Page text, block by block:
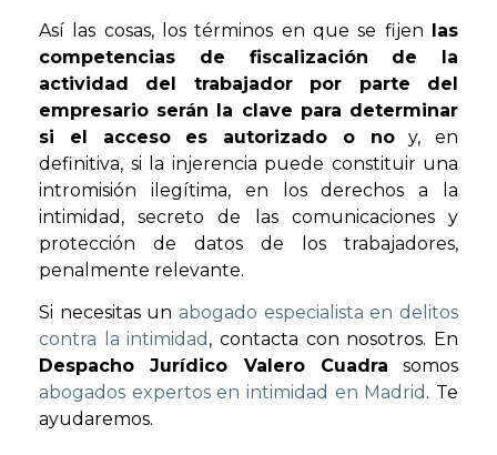
Así las cosas, los términos en que se fijen las
competencias de fiscalización de la
actividad del trabajador por parte del
empresario serán la clave para determinar
si el acceso es autorizado o noy, en
definitiva, si la injerencia puede constituir una
intromisión ilegítima, en los derechos a la
intimidad, secreto de las comunicaciones y
protección de datos de los trabajadores,
penalmente relevante.
Si necesitas un abogado especialista en delitos
contra la intimidad , contacta con nosotros. En
Despacho Jurídico Valero Cuadra somos
abogados expertos en intimidad en Madrid . Te
ayudaremos.